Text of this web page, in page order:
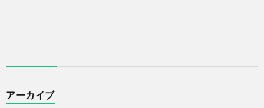
アーカイブ